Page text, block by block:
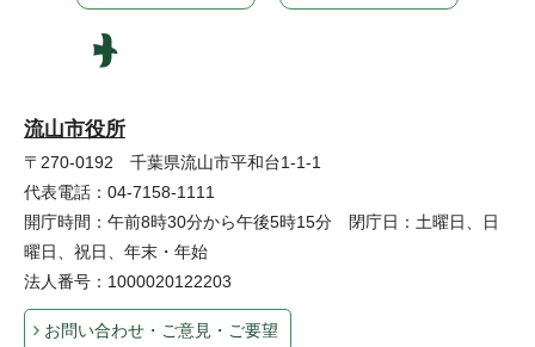
流山市役所
〒270-0192 千葉県流山市平和台1-1-1
代表電話：04-7158-1111
開庁時間：午前8時30分から午後5時15分 閉庁日：土曜日、日
曜日、祝日、年末・年始
法人番号：1000020122203
お問い合わせ・ご意見・ご要望